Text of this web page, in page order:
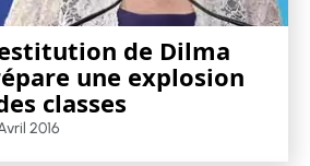
de Dilma
une explosion
classes
2016